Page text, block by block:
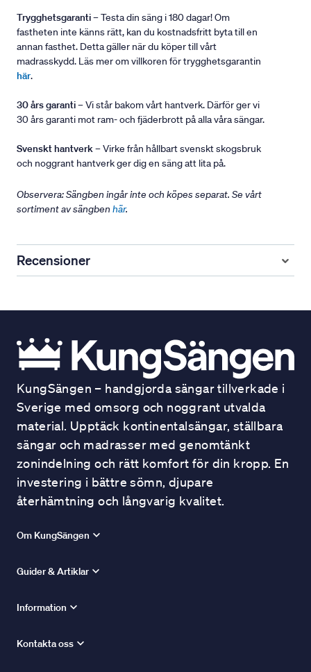
Trygghetsgaranti– Testa din säng i 180 dagar! Om
fastheten inte känns rätt, kan du kostnadsfritt byta till en
annan fasthet. Detta gäller när du köper till vårt
madrasskydd. Läs mer om villkoren för trygghetsgarantin
här.
30 års garanti– Vi står bakom vårt hantverk. Därför ger vi
30 års garanti mot ram- och fjäderbrott på alla våra sängar.
Svenskt hantverk– Virke från hållbart svenskt skogsbruk
och noggrant hantverk ger dig en säng att lita på.
Observera: Sängben ingår inte och köpes separat. Se vårt
sortiment av sängben här.
Recensioner
KungSängen – handgjorda sängar tillverkade i
Sverige med omsorg och noggrant utvalda
material. Upptäck kontinentalsängar, ställbara
sängar och madrasser med genomtänkt
zonindelning och rätt komfort för din kropp. En
investering i bättre sömn, djupare
återhämtning och långvarig kvalitet.
Om KungSängen
Guider & Artiklar
Information
Kontakta oss